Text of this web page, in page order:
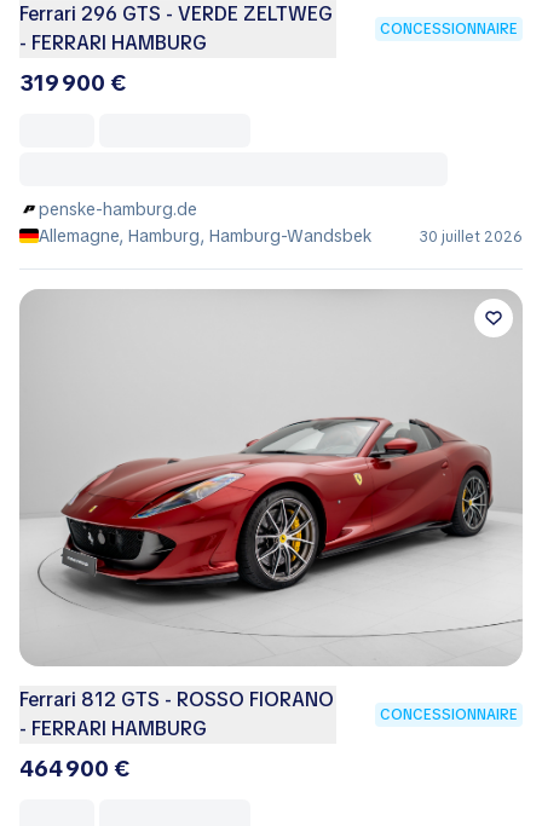
Ferrari 296 GTS - VERDE ZELTWEG
- FERRARI HAMBURG
CONCESSIONNAIRE
319 900 €
penske-hamburg.de
Allemagne, Hamburg, Hamburg-Wandsbek
30 juillet 2026
Ferrari 812 GTS - ROSSO FIORANO
- FERRARI HAMBURG
CONCESSIONNAIRE
464 900 €